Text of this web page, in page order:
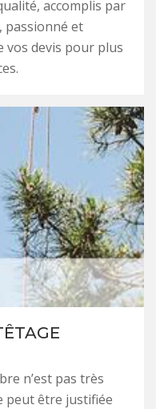
accomplis par
passionné et
vos devis pour plus
n’est pas très
peut être justifiée